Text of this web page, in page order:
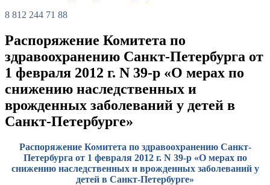
8 812 244 71 88
Распоряжение Комитета по
здравоохранению Санкт-Петербурга от
1 февраля 2012 г. N 39-р «О мерах по
снижению наследственных и
врожденных заболеваний у детей в
Санкт-Петербурге»
Распоряжение Комитета по здравоохранению Санкт-
Петербурга от 1 февраля 2012 г. N 39-р «О мерах по
снижению наследственных и врожденных заболеваний у
детей в Санкт-Петербурге»